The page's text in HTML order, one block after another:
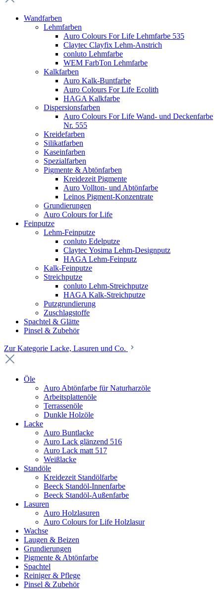
Wandfarben
Lehmfarben
Auro Colours For Life Lehmfarbe 535
Claytec Clayfix Lehm-Anstrich
conluto Lehmfarbe
WEM FarbTon Lehmfarbe
Kalkfarben
Auro Kalk-Buntfarbe
Auro Colours For Life Ecolith
HAGA Kalkfarbe
Dispersionsfarben
Auro Colours For Life Wand- und Deckenfarbe
Nr. 555
Kreidefarben
Silikatfarben
Kaseinfarben
Spezialfarben
Pigmente & Abtönfarben
Kreidezeit Pigmente
Auro Vollton- und Abtönfarbe
Leinos Pigment-Konzentrate
Grundierungen
Auro Colours for Life
Feinputze
Lehm-Feinputze
conluto Edelputze
Claytec Yosima Lehm-Designputz
HAGA Lehm-Feinputz
Kalk-Feinputze
Streichputze
conluto Lehm-Streichputze
HAGA Kalk-Streichputze
Putzgrundierung
Zuschlagstoffe
Spachtel & Glätte
Pinsel & Zubehör
Zur Kategorie Lacke, Lasuren und Co.
Öle
Auro Abtönfarbe für Naturharzöle
Arbeitsplattenöle
Terrassenöle
Dunkle Holzöle
Lacke
Auro Buntlacke
Auro Lack glänzend 516
Auro Lack matt 517
Weißlacke
Standöle
Kreidezeit Standölfarbe
Beeck Standöl-Innenfarbe
Beeck Standöl-Außenfarbe
Lasuren
Auro Holzlasuren
Auro Colours for Life Holzlasur
Wachse
Laugen & Beizen
Grundierungen
Pigmente & Abtönfarbe
Spachtel
Reiniger & Pflege
Pinsel & Zubehör